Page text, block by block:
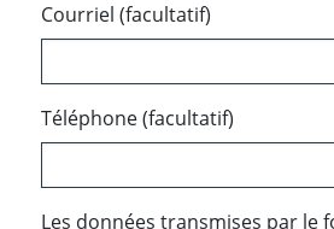
Courriel (facultatif)
Téléphone (facultatif)
Les données transmises par le